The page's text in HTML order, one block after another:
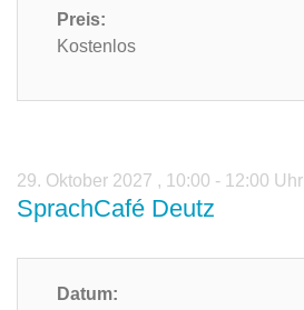
Preis:
Kostenlos
29. Oktober 2027 , 10:00 - 12:00 Uhr
SprachCafé Deutz
Datum: